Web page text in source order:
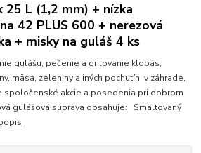
L (1,2 mm) + nízka
42 PLUS 600 + nerezová
+ misky na guláš 4 ks
gulášu, pečenie a grilovanie klobás,
mäsa, zeleniny a iných pochutín v záhrade,
spoločenské akcie a posedenia pri dobrom
gulášová súprava obsahuje: Smaltovaný